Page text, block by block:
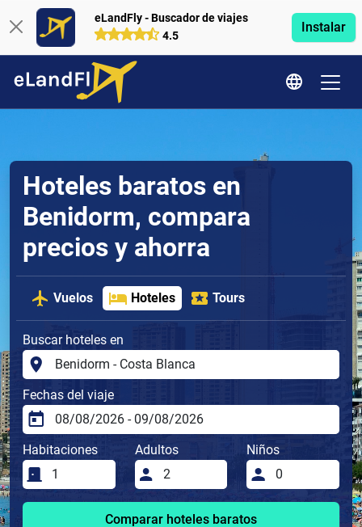
eLandFly - Buscador de viajes
4.5
Instalar
Hoteles baratos en
Benidorm, compara
precios y ahorra
Vuelos Hoteles Tours
Buscar hoteles en
Fechas del viaje
Habitaciones Adultos Niños
Comparar hoteles baratos